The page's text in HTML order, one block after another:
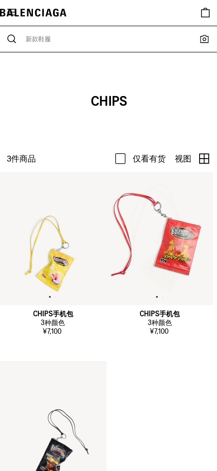
CHIPS
3件商品 仅看有货 视图
CHIPS手机包
3种颜色
¥7,100
CHIPS手机包
3种颜色
¥7,100